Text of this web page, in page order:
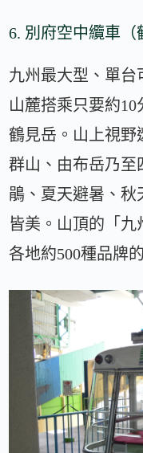
6. 別府空中纜車（
九州最大型、單台
山麓搭乘只要約10
鶴見岳。山上視野
群山、由布岳乃至
鵑、夏天避暑、秋
皆美。山頂的「九
各地約500種品牌